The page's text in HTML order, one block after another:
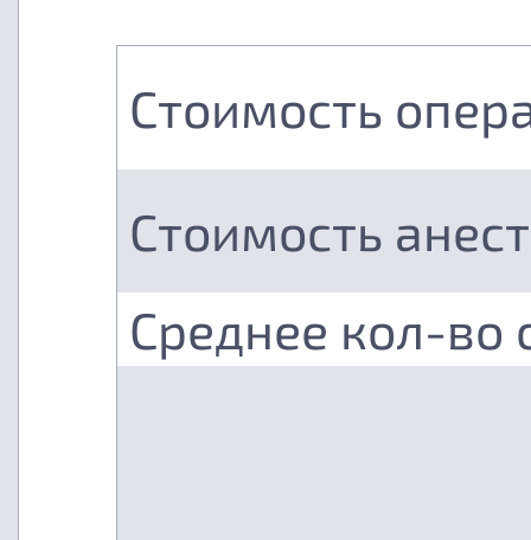
Стоимость
Стоимость
Среднее кол-во